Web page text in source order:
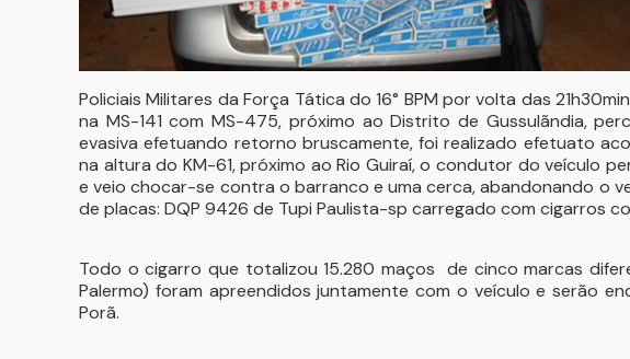
Policiais Militares da Força Tática do 16° BPM por volta das
na MS-141 com MS-475, próximo ao Distrito de Gussulãndia,
evasiva efetuando retorno bruscamente, foi realizado efetuato
na altura do KM-61, próximo ao Rio Guiraí, o condutor do veículo
e veio chocar-se contra o barranco e uma cerca, abandonando o
de placas: DQP 9426 de Tupi Paulista-sp carregado com cigarros
Todo o cigarro que totalizou 15.280 maços de cinco marcas
Palermo) foram apreendidos juntamente com o veículo e serão
Porã.